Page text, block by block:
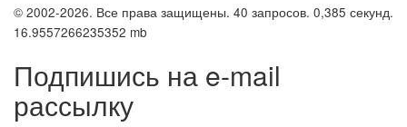
© 2002-2026. Все права защищены. 40 запросов. 0,385 секунд.
16.9557266235352 mb
Подпишись на e-mail
рассылку